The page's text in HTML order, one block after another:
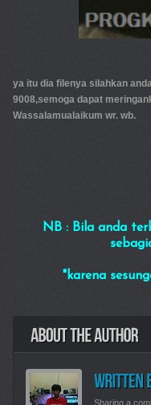
ya itu dia filenya silahkan
9008,semoga dapat
Wassalamualaikum wr. wb.
NB : Bila anda
sebagian
"karena
Sharing a